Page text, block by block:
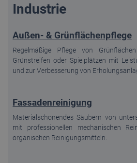
Industrie
Außen- & Grünflächenpflege
Regelmäßige Pflege von
Grünstreifen oder Spielplätzen mit
und zur Verbesserung von
Fassadenreinigung
Materialschonendes Säubern von
mit professionellen mechanischen
organischen Reinigungsmitteln.